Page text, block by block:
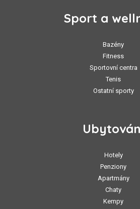
Sport a
Bazény
Fitness
Sportovní centra
Tenis
Ostatní sporty
Hotely
Penziony
Apartmány
Chaty
Kempy